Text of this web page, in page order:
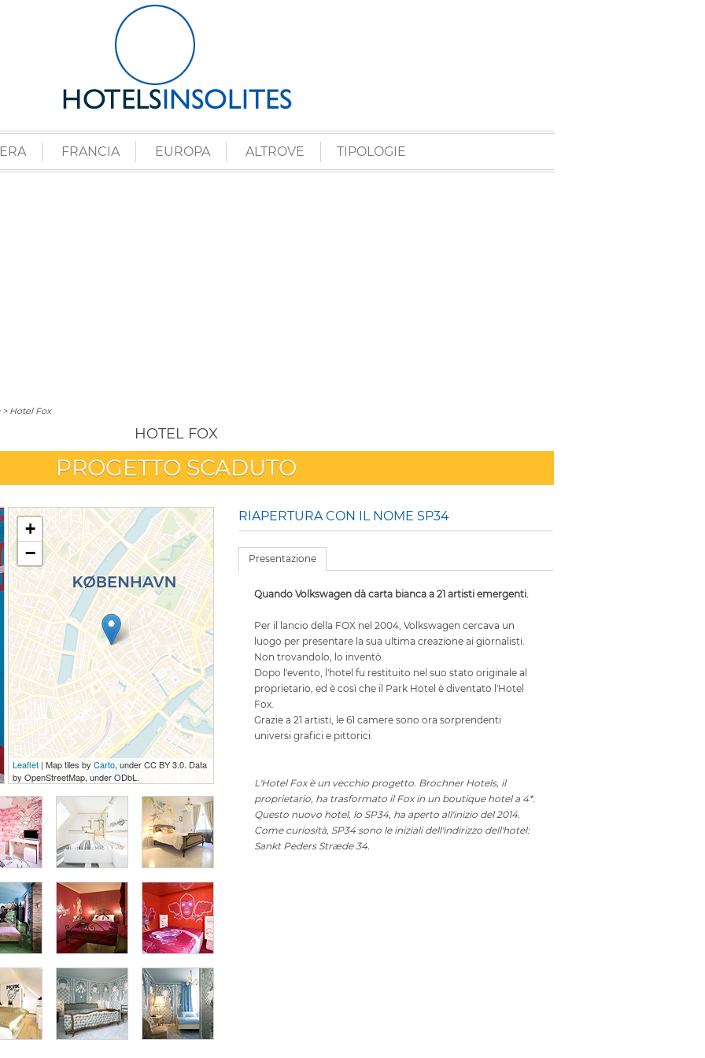
FRANCIA EUROPA ALTROVE TIPOLOGIE
> Hotel Fox
HOTEL FOX
PROGETTO SCADUTO
+
−
Leaflet | Map tiles by Carto, under CC BY 3.0. Data
by OpenStreetMap, under ODbL.
RIAPERTURA CON IL NOME SP34
Presentazione
Quando Volkswagen dà carta bianca a 21 artisti emergenti.
Per il lancio della FOX nel 2004, Volkswagen cercava un
luogo per presentare la sua ultima creazione ai giornalisti.
Non trovandolo, lo inventò.
Dopo l'evento, l'hotel fu restituito nel suo stato originale al
proprietario, ed è così che il Park Hotel è diventato l'Hotel
Fox.
Grazie a 21 artisti, le 61 camere sono ora sorprendenti
universi grafici e pittorici.
L'Hotel Fox è un vecchio progetto. Brochner Hotels, il
proprietario, ha trasformato il Fox in un boutique hotel a 4*.
Questo nuovo hotel, lo SP34, ha aperto all'inizio del 2014.
Come curiosità, SP34 sono le iniziali dell'indirizzo dell'hotel:
Sankt Peders Stræde 34.